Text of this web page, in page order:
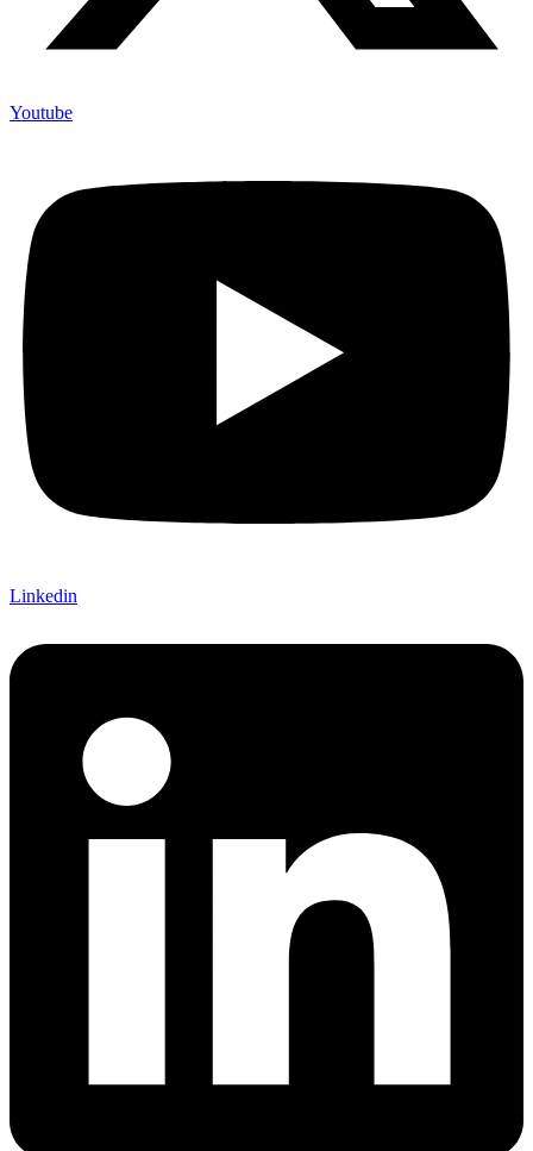
Youtube
Linkedin